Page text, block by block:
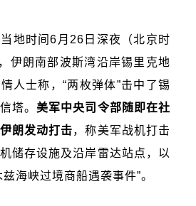
地时间6月26日深夜（北京时
伊朗南部波斯湾沿岸锡里克地
人士称，“两枚弹体”击中了锡
塔。美军中央司令部随即在社
朗发动打击，称美军战机打击
储存设施及沿岸雷达站点，以
兹海峡过境商船遇袭事件”。